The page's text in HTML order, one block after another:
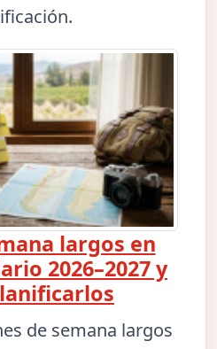
largos en
2026–2027 y
de semana largos